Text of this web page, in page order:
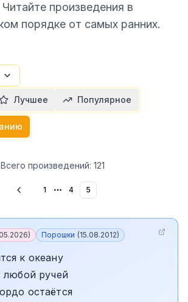
произведения в
порядке от самых ранних.
Лучшее Популярное
Всего произведений: 121
1 More pages
4 5
) Порошки (15.08.2012)
к океану
любой ручей
остаётся